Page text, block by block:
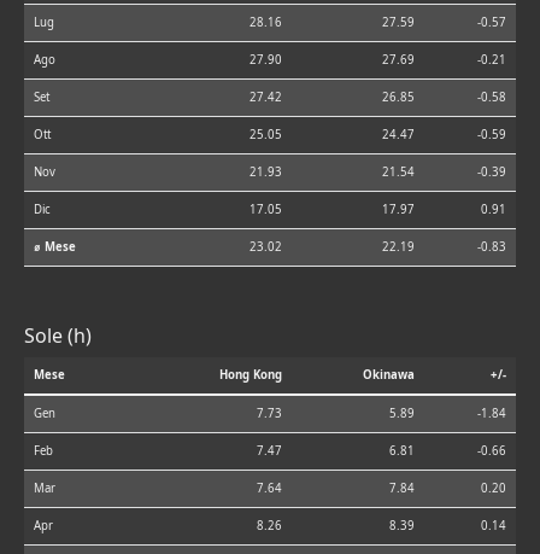
Lug 28.16 27.59 -0.57
Ago 27.90 27.69 -0.21
Set 27.42 26.85 -0.58
Ott 25.05 24.47 -0.59
Nov 21.93 21.54 -0.39
Dic 17.05 17.97 0.91
⌀ Mese 23.02 22.19 -0.83
Sole (h)
Mese Hong Kong Okinawa +/-
Gen 7.73 5.89 -1.84
Feb 7.47 6.81 -0.66
Mar 7.64 7.84 0.20
Apr 8.26 8.39 0.14